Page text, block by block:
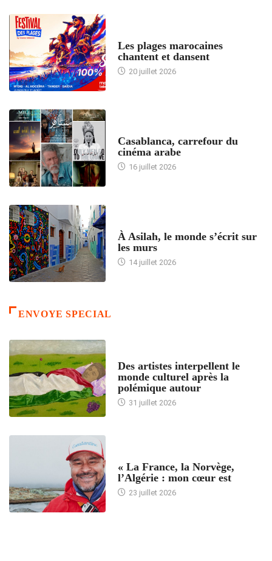
Les plages marocaines
chantent et dansent
20 juillet 2026
Casablanca, carrefour du
cinéma arabe
16 juillet 2026
À Asilah, le monde s’écrit sur
les murs
14 juillet 2026
ENVOYE SPECIAL
Des artistes interpellent le
monde culturel après la
polémique autour
31 juillet 2026
« La France, la Norvège,
l’Algérie : mon cœur est
23 juillet 2026